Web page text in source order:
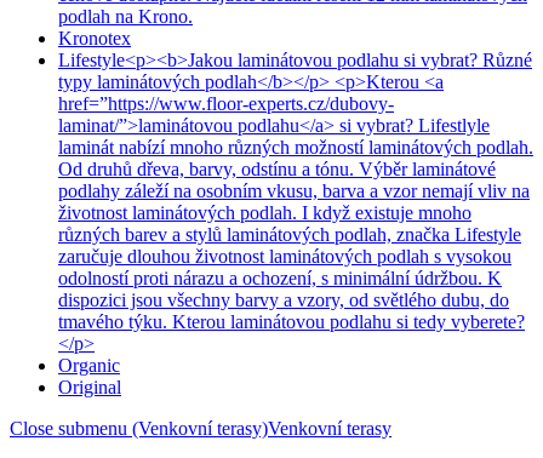
podlah na Krono.
Kronotex
Lifestyle<p><b>Jakou laminátovou podlahu si vybrat? Různé
typy laminátových podlah</b></p> <p>Kterou <a
href=”https://www.floor-experts.cz/dubovy-
laminat/”>laminátovou podlahu</a> si vybrat? Lifestlyle
laminát nabízí mnoho různých možností laminátových podlah.
Od druhů dřeva, barvy, odstínu a tónu. Výběr laminátové
podlahy záleží na osobním vkusu, barva a vzor nemají vliv na
životnost laminátových podlah. I když existuje mnoho
různých barev a stylů laminátových podlah, značka Lifestyle
zaručuje dlouhou životnost laminátových podlah s vysokou
odolností proti nárazu a ochození, s minimální údržbou. K
dispozici jsou všechny barvy a vzory, od světlého dubu, do
tmavého týku. Kterou laminátovou podlahu si tedy vyberete?
</p>
Organic
Original
Close submenu (Venkovní terasy)Venkovní terasy